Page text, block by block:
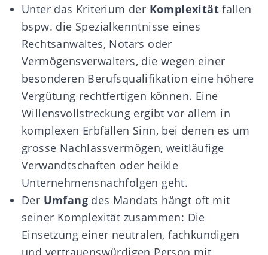
Unter das Kriterium der Komplexität fallen
bspw. die Spezialkenntnisse eines
Rechtsanwaltes, Notars oder
Vermögensverwalters, die wegen einer
besonderen Berufsqualifikation eine höhere
Vergütung rechtfertigen können. Eine
Willensvollstreckung ergibt vor allem in
komplexen Erbfällen Sinn, bei denen es um
grosse Nachlassvermögen, weitläufige
Verwandtschaften oder heikle
Unternehmensnachfolgen geht.
Der Umfang des Mandats hängt oft mit
seiner Komplexität zusammen: Die
Einsetzung einer neutralen, fachkundigen
und vertrauenswürdigen Person mit